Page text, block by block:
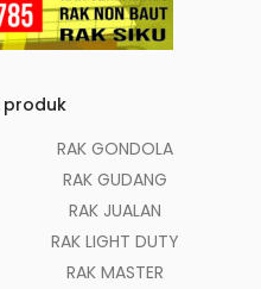
produk
RAK GONDOLA
RAK GUDANG
RAK JUALAN
RAK LIGHT DUTY
RAK MASTER